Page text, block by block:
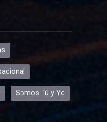
Somos Tú y Yo